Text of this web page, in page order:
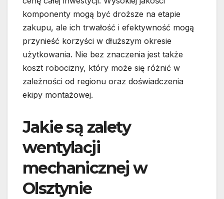
komponenty mogą być droższe na etapie
zakupu, ale ich trwałość i efektywność mogą
przynieść korzyści w dłuższym okresie
użytkowania. Nie bez znaczenia jest także
koszt robocizny, który może się różnić w
zależności od regionu oraz doświadczenia
ekipy montażowej.
Jakie są zalety
wentylacji
mechanicznej w
Olsztynie